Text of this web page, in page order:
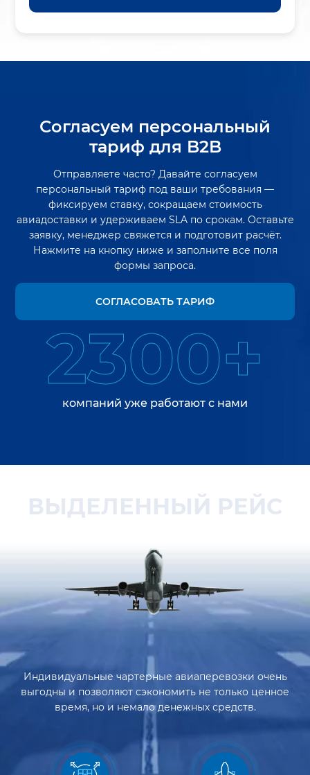
Согласуем персональный
тариф для B2B
Отправляете часто? Давайте согласуем
персональный тариф под ваши требования —
фиксируем ставку, сокращаем стоимость
авиадоставки и удерживаем SLA по срокам. Оставьте
заявку, менеджер свяжется и подготовит расчёт.
Нажмите на кнопку ниже и заполните все поля
формы запроса.
СОГЛАСОВАТЬ ТАРИФ
2300+
компаний уже работают с нами
ВЫДЕЛЕННЫЙ РЕЙС
Индивидуальные чартерные авиаперевозки очень
выгодны и позволяют сэкономить не только ценное
время, но и немало денежных средств.